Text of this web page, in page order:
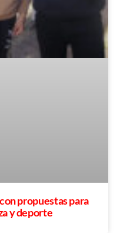
propuestas para
y deporte